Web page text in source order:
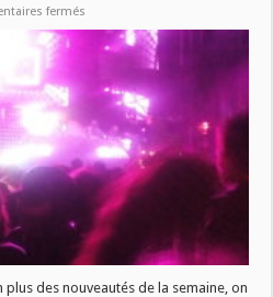
fermés
SOIR
REPORTAGE
DREAM
NATION
des nouveautés de la semaine, on